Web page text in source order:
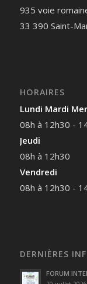
935 voie
33 390 Saint-
HORAIRES
Lundi Mardi
08h à 12h30 -
Jeudi
08h à 12h30
Vendredi
08h à 12h30 -
DERNIÈRES
FORUM